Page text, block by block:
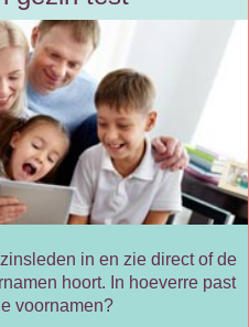
in en zie direct of de
hoort. In hoeverre past
voornamen?